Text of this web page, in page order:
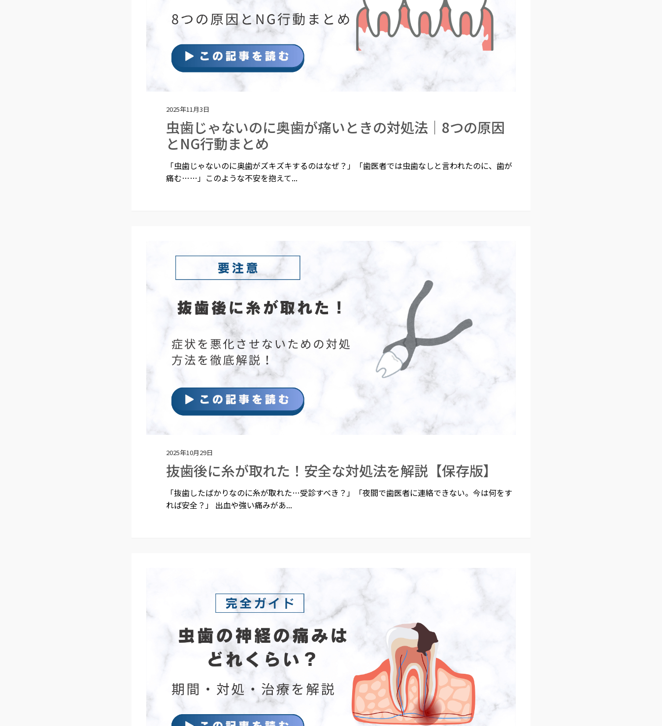
2025年11月3日
虫歯じゃないのに奥歯が痛いときの対処法｜8つの原因
とNG行動まとめ
「虫歯じゃないのに奥歯がズキズキするのはなぜ？」「歯医者では虫歯なしと言われたのに、歯が
痛む……」このような不安を抱えて...
2025年10月29日
抜歯後に糸が取れた！安全な対処法を解説【保存版】
「抜歯したばかりなのに糸が取れた…受診すべき？」「夜間で歯医者に連絡できない。今は何をす
れば安全？」 出血や強い痛みがあ...